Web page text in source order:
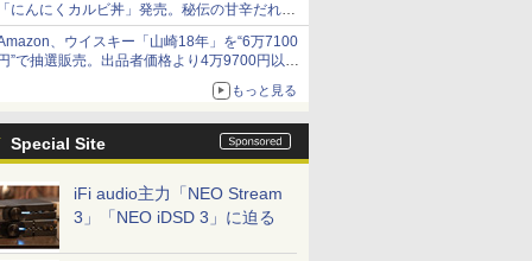
にんにくカルビ丼」発売。秘伝の甘辛だれを
めた「豚カルビ丼」も復活
、ウイスキー「山崎18年」を“6万7100
”で抽選販売。出品者価格より4万9700円以上
もっと見る
Special Site
iFi audio主力「NEO Stream
3」「NEO iDSD 3」に迫る